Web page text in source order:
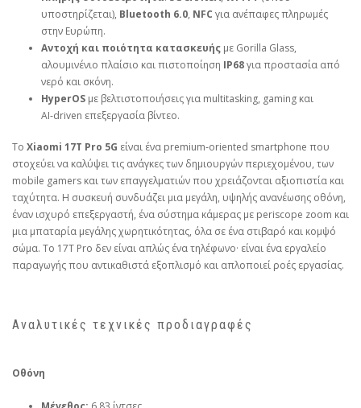
υποστηρίζεται), Bluetooth 6.0, NFC για ανέπαφες πληρωμές
στην Ευρώπη.
Αντοχή και ποιότητα κατασκευής με Gorilla Glass,
αλουμινένιο πλαίσιο και πιστοποίηση IP68για προστασία από
νερό και σκόνη.
HyperOS με βελτιστοποιήσεις για multitasking, gaming και
AI‑driven επεξεργασία βίντεο.
Το Xiaomi 17T Pro 5G είναι ένα premium‑oriented smartphone που
στοχεύει να καλύψει τις ανάγκες των δημιουργών περιεχομένου, των
mobile gamers και των επαγγελματιών που χρειάζονται αξιοπιστία και
ταχύτητα. Η συσκευή συνδυάζει μια μεγάλη, υψηλής ανανέωσης οθόνη,
έναν ισχυρό επεξεργαστή, ένα σύστημα κάμερας με periscope zoom και
μια μπαταρία μεγάλης χωρητικότητας, όλα σε ένα στιβαρό και κομψό
σώμα. Το 17T Pro δεν είναι απλώς ένα τηλέφωνο· είναι ένα εργαλείο
παραγωγής που αντικαθιστά εξοπλισμό και απλοποιεί ροές εργασίας.
Αναλυτικές τεχνικές προδιαγραφές
Οθόνη